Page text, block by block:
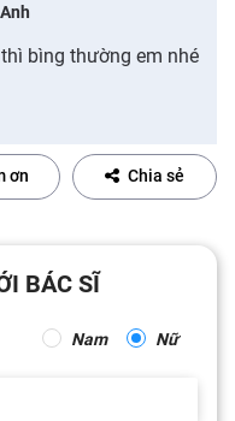
bìng thường em nhé
ơn Chia sẻ
BÁC SĨ
Nam Nữ